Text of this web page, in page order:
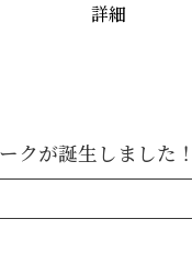
詳細
クが誕生しました！